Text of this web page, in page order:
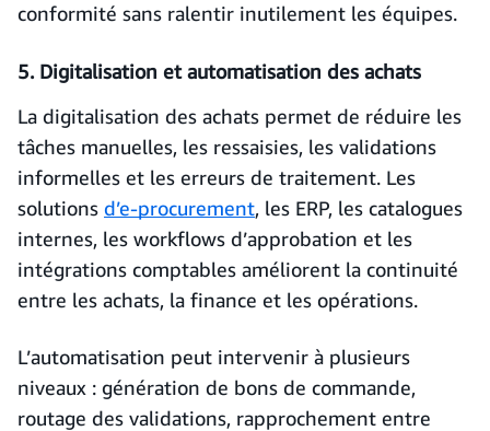
conformité sans ralentir inutilement les équipes.
5. Digitalisation et automatisation des achats
La digitalisation des achats permet de réduire les
tâches manuelles, les ressaisies, les validations
informelles et les erreurs de traitement. Les
solutions d’e-procurement, les ERP, les catalogues
internes, les workflows d’approbation et les
intégrations comptables améliorent la continuité
entre les achats, la finance et les opérations.
L’automatisation peut intervenir à plusieurs
niveaux : génération de bons de commande,
routage des validations, rapprochement entre